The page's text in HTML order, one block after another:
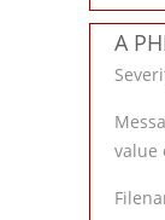
A
value